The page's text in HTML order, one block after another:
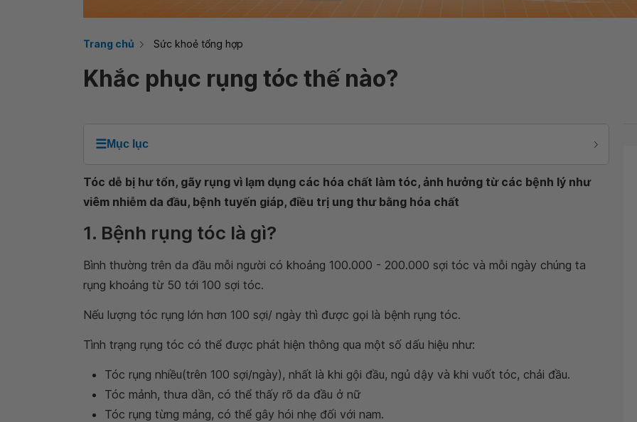
Trang chủ Sức khoẻ tổng hợp
Khắc phục rụng tóc thế nào?
☰Mục lục
Tóc dễ bị hư tổn, gãy rụng vì lạm dụng các hóa chất làm tóc, ảnh hưởng từ các bệnh lý như
viêm nhiễm da đầu, bệnh tuyến giáp, điều trị ung thư bằng hóa chất
1. Bệnh rụng tóc là gì?
Bình thường trên da đầu mỗi người có khoảng 100.000 - 200.000 sợi tóc và mỗi ngày chúng ta
rụng khoảng từ 50 tới 100 sợi tóc.
Nếu lượng tóc rụng lớn hơn 100 sợi/ ngày thì được gọi là bệnh rụng tóc.
Tình trạng rụng tóc có thể được phát hiện thông qua một số dấu hiệu như:
Tóc rụng nhiều(trên 100 sợi/ngày), nhất là khi gội đầu, ngủ dậy và khi vuốt tóc, chải đầu.
Tóc mảnh, thưa dần, có thể thấy rõ da đầu ở nữ
Tóc rụng từng mảng, có thể gây hói nhẹ đối với nam.